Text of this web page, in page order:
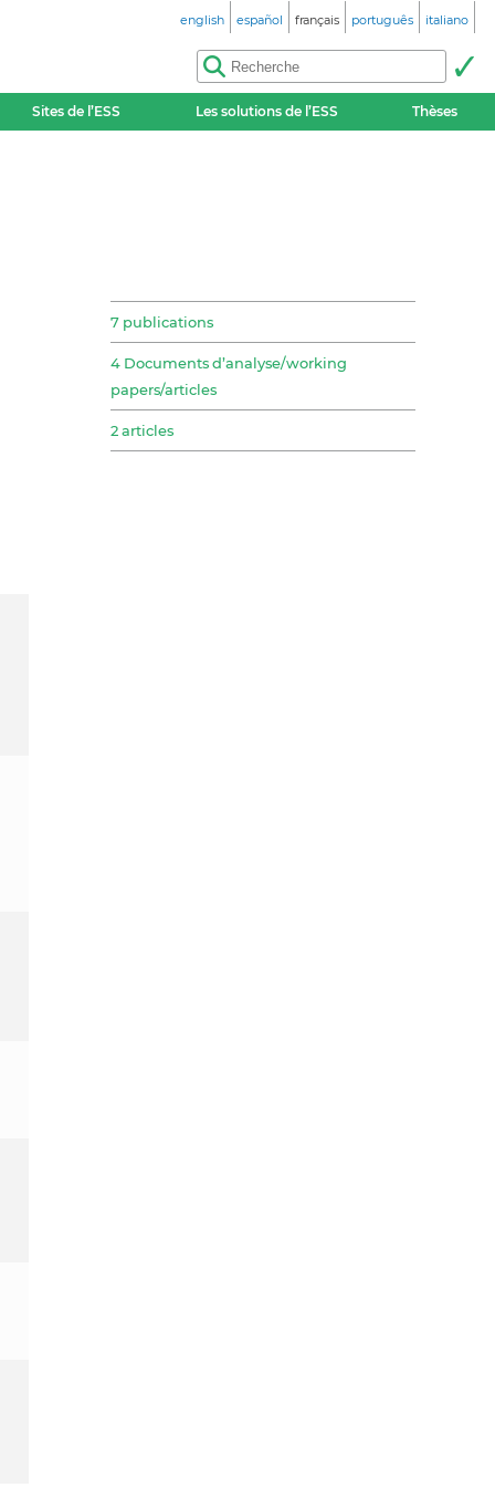
english español français português italiano
Sites de l’ESS Les solutions de l’ESS Thèses
7 publications
4 Documents d’analyse/working
papers/articles
2 articles